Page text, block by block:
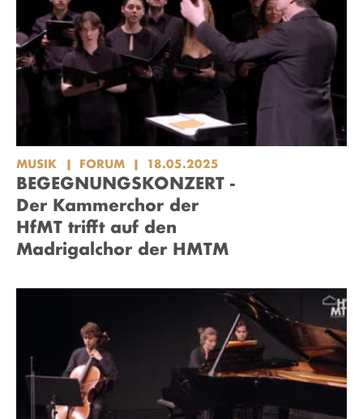
MUSIK FORUM 18.05.2025
BEGEGNUNGSKONZERT -
Der Kammerchor der
HfMT trifft auf den
Madrigalchor der HMTM